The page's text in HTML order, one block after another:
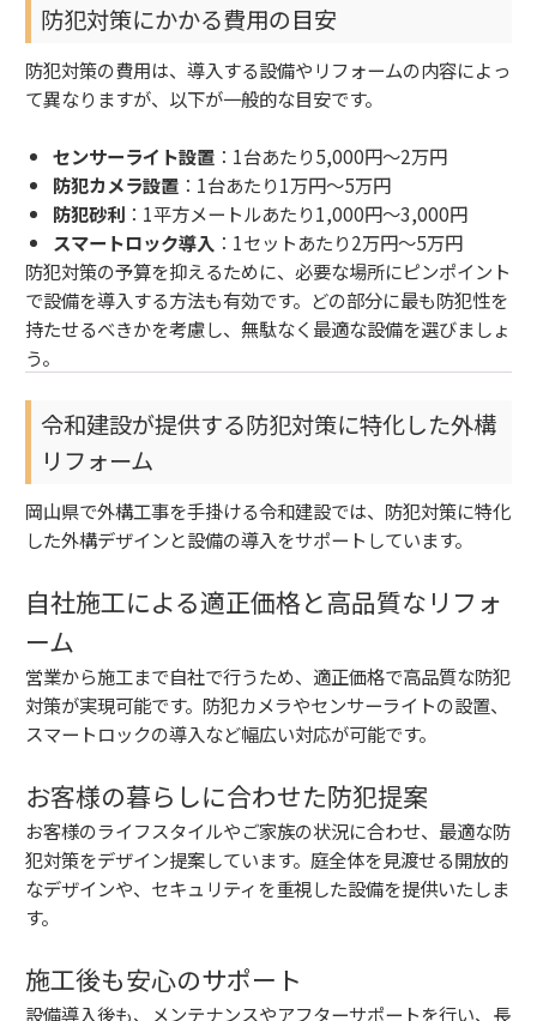
防犯対策にかかる費用の目安
防犯対策の費用は、導入する設備やリフォームの内容によっ
て異なりますが、以下が一般的な目安です。
センサーライト設置 ：1台あたり5,000円～2万円
防犯カメラ設置 ：1台あたり1万円～5万円
防犯砂利 ：1平方メートルあたり1,000円～3,000円
スマートロック導入 ：1セットあたり2万円～5万円
防犯対策の予算を抑えるために、必要な場所にピンポイント
で設備を導入する方法も有効です。どの部分に最も防犯性を
持たせるべきかを考慮し、無駄なく最適な設備を選びましょ
う。
令和建設が提供する防犯対策に特化した外構
リフォーム
岡山県で外構工事を手掛ける令和建設では、防犯対策に特化
した外構デザインと設備の導入をサポートしています。
自社施工による適正価格と高品質なリフォ
ーム
営業から施工まで自社で行うため、適正価格で高品質な防犯
対策が実現可能です。防犯カメラやセンサーライトの設置、
スマートロックの導入など幅広い対応が可能です。
お客様の暮らしに合わせた防犯提案
お客様のライフスタイルやご家族の状況に合わせ、最適な防
犯対策をデザイン提案しています。庭全体を見渡せる開放的
なデザインや、セキュリティを重視した設備を提供いたしま
す。
施工後も安心のサポート
設備導入後も、メンテナンスやアフターサポートを行い、長